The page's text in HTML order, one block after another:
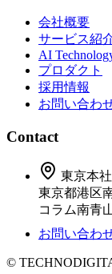
会社概要
サービス紹
AI
プロダクト
採用情報
お問い合わ
Contact
東京本社
東京都港区
コラム南青
お問い合わ
©